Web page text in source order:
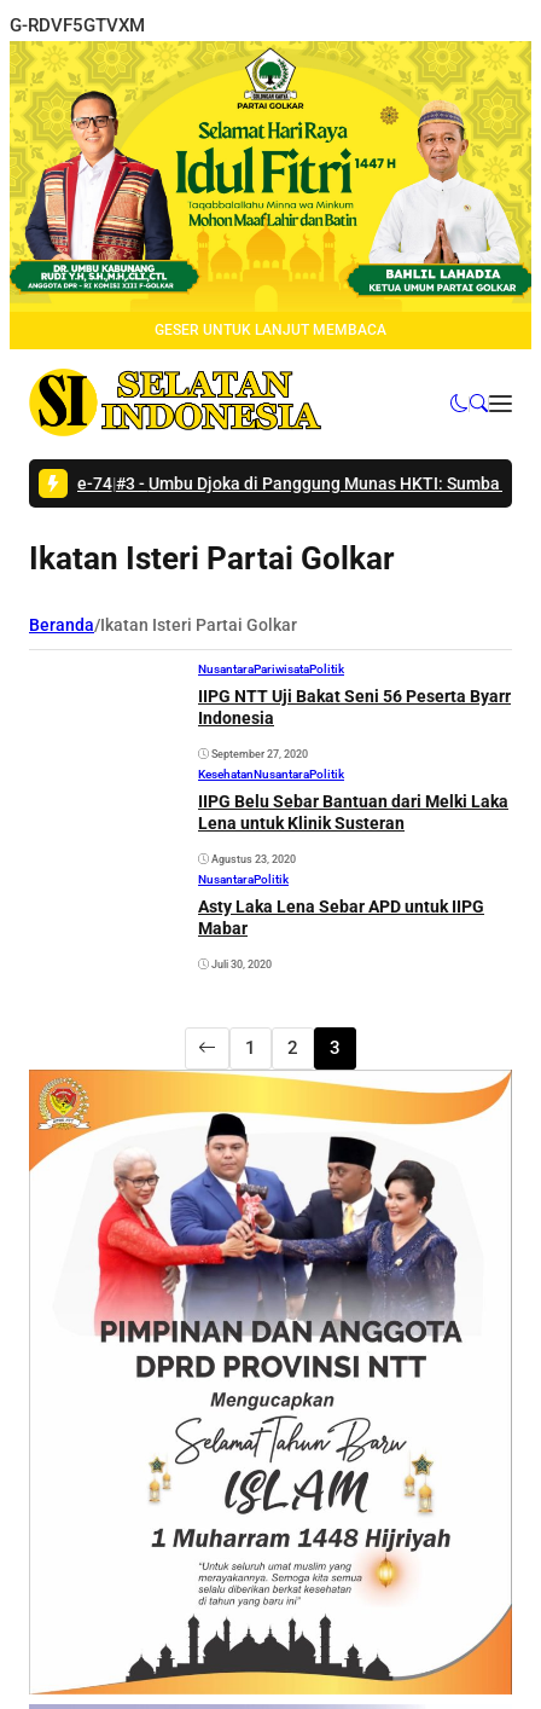
G-RDVF5GTVXM
GESER UNTUK LANJUT MEMBACA
|#3 -Umbu Djoka di Panggung Munas HKTI: Sumba Tengah
Ikatan Isteri Partai Golkar
Beranda/Ikatan Isteri Partai Golkar
NusantaraPariwisataPolitik
IIPG NTT Uji Bakat Seni 56 Peserta Byarr
Indonesia
September 27, 2020
KesehatanNusantaraPolitik
IIPG Belu Sebar Bantuan dari Melki Laka
Lena untuk Klinik Susteran
Agustus 23, 2020
NusantaraPolitik
Asty Laka Lena Sebar APD untuk IIPG
Mabar
Juli 30, 2020
1 2 3